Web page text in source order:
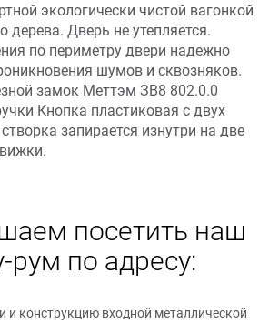
экологически чистой вагонкой
дерева. Дверь не утепляется.
по периметру двери надежно
шумов и сквозняков.
замок Меттэм ЗВ8 802.0.0
Кнопка пластиковая с двух
запирается изнутри на две
посетить наш
рум по адресу:
и конструкцию входной металлической